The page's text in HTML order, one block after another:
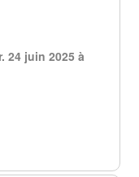
24 juin 2025 à